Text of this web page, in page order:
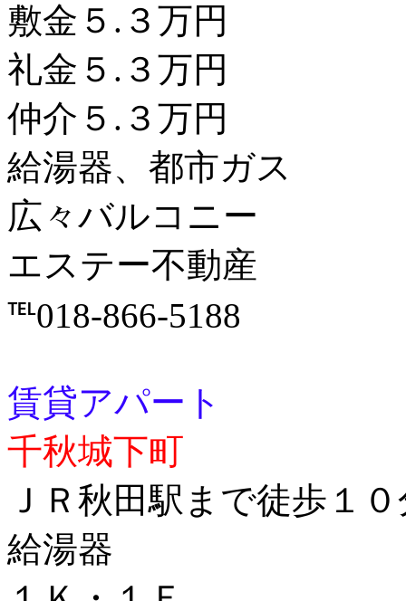
敷金５.３万円
礼金５.３万円
仲介５.３万円
給湯器、都市ガス
広々バルコニー
エステー不動産
℡018-866-5188
賃貸アパート
千秋城下町
ＪＲ秋田駅まで徒歩１
給湯器